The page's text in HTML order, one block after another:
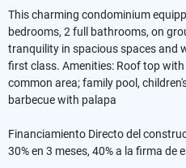
This charming condominium
bedrooms, 2 full bathrooms, on
tranquility in spacious spaces and
first class. Amenities: Roof top
common area; family pool,
barbecue with palapa
Financiamiento Directo del
30% en 3 meses, 40% a la firma de